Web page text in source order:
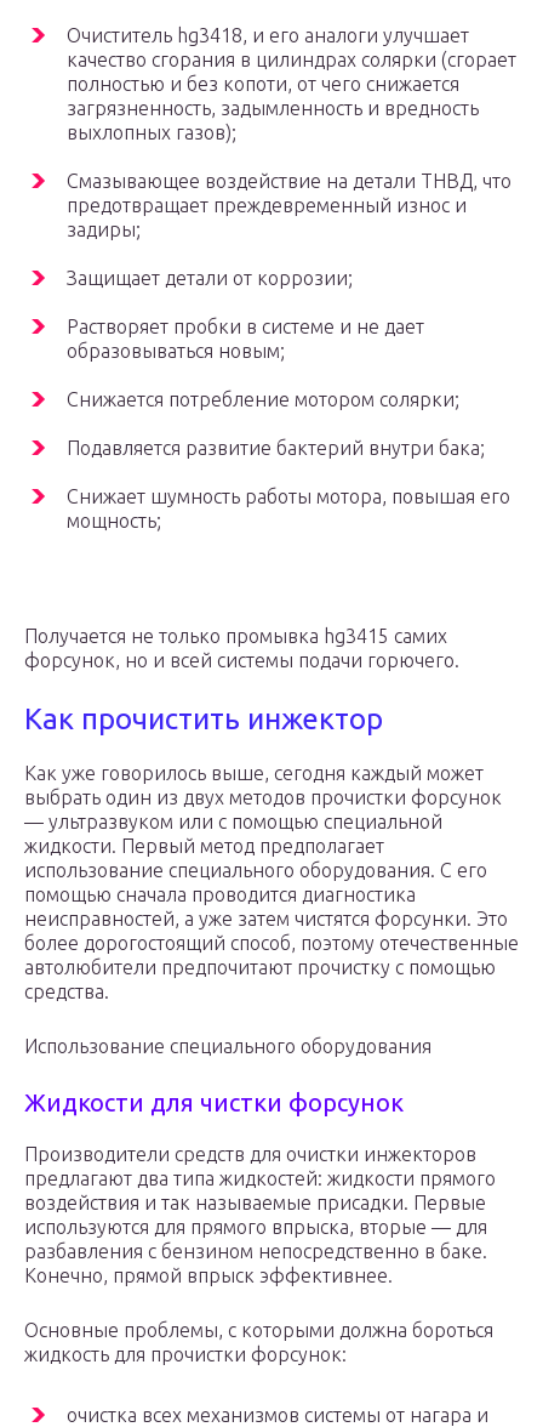
Очиститель hg3418, и его аналоги улучшает
качество сгорания в цилиндрах солярки (сгорает
полностью и без копоти, от чего снижается
загрязненность, задымленность и вредность
выхлопных газов);
Смазывающее воздействие на детали ТНВД, что
предотвращает преждевременный износ и
задиры;
Защищает детали от коррозии;
Растворяет пробки в системе и не дает
образовываться новым;
Снижается потребление мотором солярки;
Подавляется развитие бактерий внутри бака;
Снижает шумность работы мотора, повышая его
мощность;
Получается не только промывка hg3415 самих
форсунок, но и всей системы подачи горючего.
Как прочистить инжектор
Как уже говорилось выше, сегодня каждый может
выбрать один из двух методов прочистки форсунок
— ультразвуком или с помощью специальной
жидкости. Первый метод предполагает
использование специального оборудования. С его
помощью сначала проводится диагностика
неисправностей, а уже затем чистятся форсунки. Это
более дорогостоящий способ, поэтому отечественные
автолюбители предпочитают прочистку с помощью
средства.
Использование специального оборудования
Жидкости для чистки форсунок
Производители средств для очистки инжекторов
предлагают два типа жидкостей: жидкости прямого
воздействия и так называемые присадки. Первые
используются для прямого впрыска, вторые — для
разбавления с бензином непосредственно в баке.
Конечно, прямой впрыск эффективнее.
Основные проблемы, с которыми должна бороться
жидкость для прочистки форсунок:
очистка всех механизмов системы от нагара и